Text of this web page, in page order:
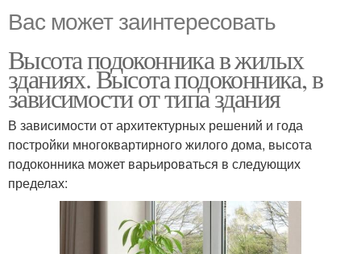
Вас может заинтересовать
Высота подоконника в жилых
зданиях. Высота подоконника, в
зависимости от типа здания
В зависимости от архитектурных решений и года
постройки многоквартирного жилого дома, высота
подоконника может варьироваться в следующих
пределах: